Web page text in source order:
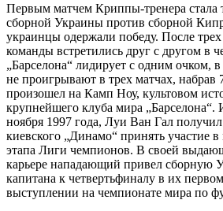
Первым матчем Криппы-тренера стала
сборной Украины против сборной
украинцы одержали победу. После
команды встретились друг с другом в
„Барселона“ лидирует с одним очком,
не проигрывают в трех матчах, набрав
произошел на Камп Ноу, культовом
крупнейшего клуба мира „Барселона“.
ноября 1997 года, Луи Ван Гал
киевского „Динамо“ принять участие
этапа Лиги чемпионов. В своей
карьере нападающий привел сборную
капитана к четвертьфиналу в их
выступлении на чемпионате мира по